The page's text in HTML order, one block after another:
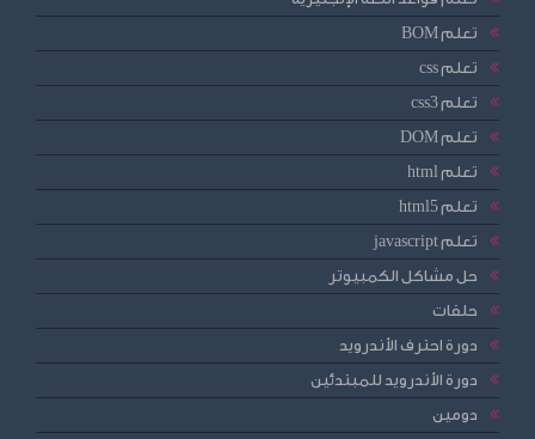
تعلم BOM
تعلم css
تعلم css3
تعلم DOM
تعلم html
تعلم html5
تعلم javascript
حل مشاكل الكمبيوتر
حلقات
دورة احترف الأندرويد
دورة الأندرويد للمبتدئين
دومين